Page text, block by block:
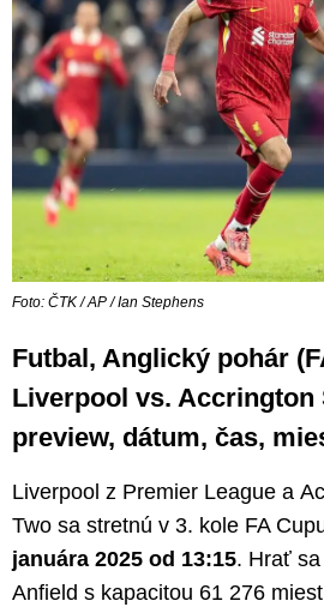
Foto: ČTK / AP / Ian Stephens
Futbal, Anglický pohár
Liverpool vs. Accrington
preview, dátum, čas,
Liverpool z Premier League a
Two sa stretnú v 3. kole FA
januára 2025 od 13:15. Hrať
Anfield s kapacitou 61 276